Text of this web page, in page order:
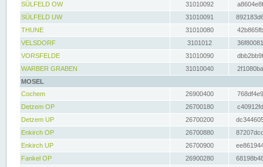
SÜLFELD OW
31010092
SÜLFELD UW
31010091
THUNE
31010080
VELSDORF
3101012
VORSFELDE
31010090
WARBER GRABEN
31010040
MOSEL
Cochem
26900400
Detzem OP
26700180
Detzem UP
26700200
Enkirch OP
26700880
Enkirch UP
26700900
Fankel OP
26900280